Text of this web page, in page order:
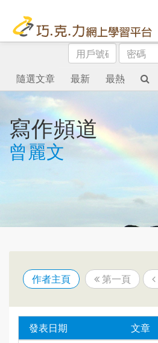
用
戶
號
碼
密
碼
隨選文章
最新 最熱
寫作頻道
曾麗文
作者主頁 第一頁
發表日期 文章